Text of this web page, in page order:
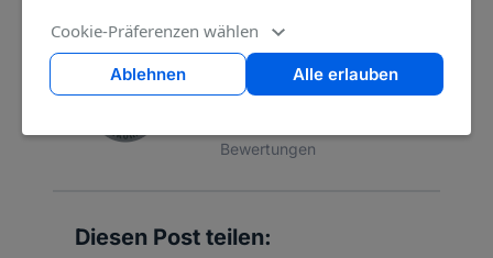
Cookie-Präferenzen wählen
Ablehnen Alle erlauben
94% zufriedene
Kunden
Bewertungen
Diesen Post teilen: